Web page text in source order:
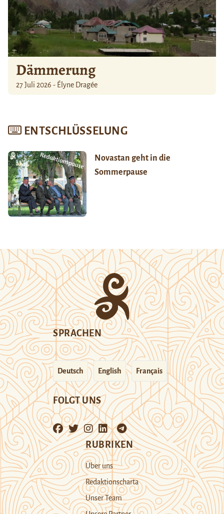
Dämmerung
27 Juli 2026 - Élyne Dragée
ENTSCHLÜSSELUNG
Novastan geht in die
Sommerpause
SPRACHEN
Deutsch English Français
FOLGT UNS
RUBRIKEN
Über uns
Redaktionscharta
Unser Team